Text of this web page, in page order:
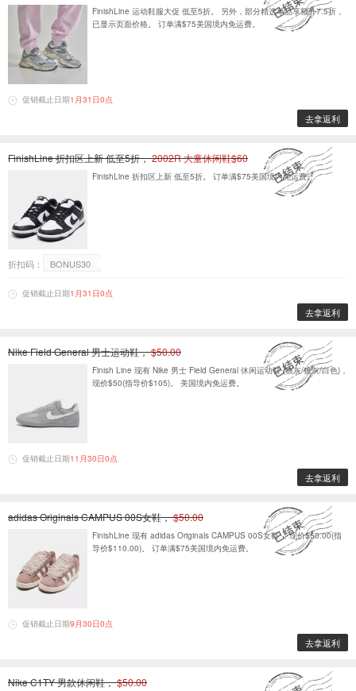
FinishLine 运动鞋服大促 低至5折。 另外，部分精选单品享额外7.5折，
已显示页面价格。 订单满$75美国境内免运费。
促销截止日期1月31日0点
去拿返利
FinishLine 折扣区上新 低至5折，2002R 大童休闲鞋$60
FinishLine 折扣区上新 低至5折。 订单满$75美国境内免运费。
折扣码： BONUS30
促销截止日期1月31日0点
去拿返利
Nike Field General 男士运动鞋，$50.00
Finish Line 现有 Nike 男士 Field General 休闲运动鞋 (狼灰/狼灰/白色)，
现价$50(指导价$105)。 美国境内免运费。
促销截止日期11月30日0点
去拿返利
adidas Originals CAMPUS 00S女鞋，$50.00
FinishLine 现有 adidas Originals CAMPUS 00S女鞋 ，现价$50.00(指
导价$110.00)。 订单满$75美国境内免运费。
促销截止日期9月30日0点
去拿返利
Nike C1TY 男款休闲鞋，$50.00